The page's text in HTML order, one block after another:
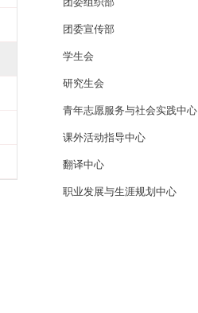
团委宣传部
学生会
研究生会
青年志愿服务与社会实践中心
课外活动指导中心
翻译中心
职业发展与生涯规划中心